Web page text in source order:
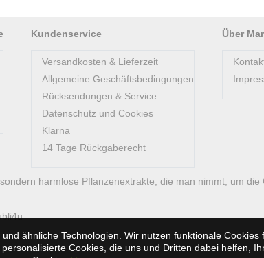
ähnliche Technologien. Wir nutzen funktionale
Cookies, die uns und Dritten dabei helfen,
Kundenservice
Versandkosten & Lieferzeit
Allgemeine Geschäftsbedingungen
Rücksendungen & Service
Datenschutz und Cookies
Klarna
14 Tage Rückgaberecht
Über
harmlose Pflanzenextrakte, die man nimmt, um die